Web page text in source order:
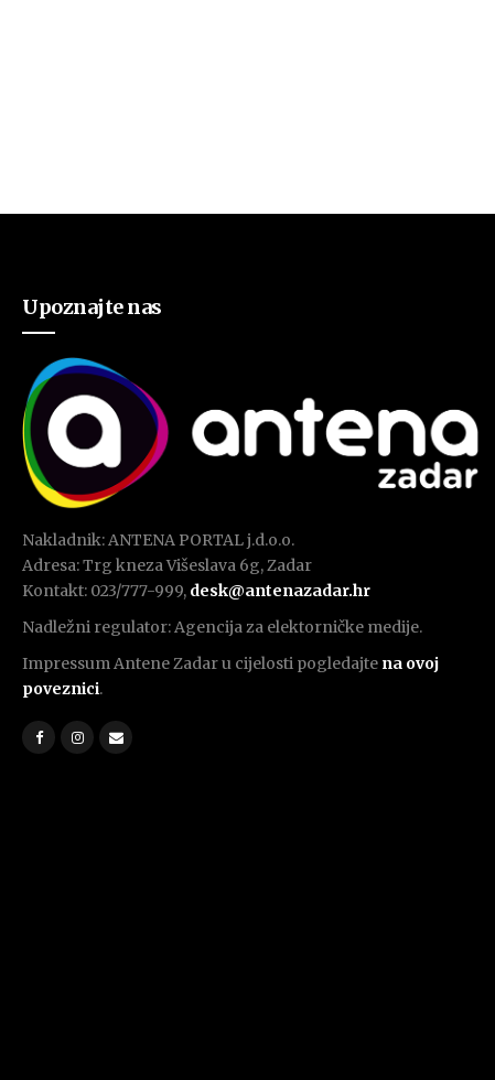
Upoznajte nas
Nakladnik: ANTENA PORTAL j.d.o.o.
Adresa: Trg kneza Višeslava 6g, Zadar
Kontakt: 023/777-999, desk@antenazadar.hr
Nadležni regulator: Agencija za elektorničke medije.
Impressum Antene Zadar u cijelosti pogledajte na ovoj
poveznici.